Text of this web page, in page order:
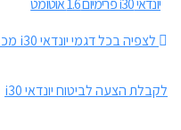
יונדאי i30 פרימיום 1.6 אוטומט
לצפיה בכל דגמי יונדאי i30 מכל השנים
לקבלת הצעה לביטוח יונדאי i30